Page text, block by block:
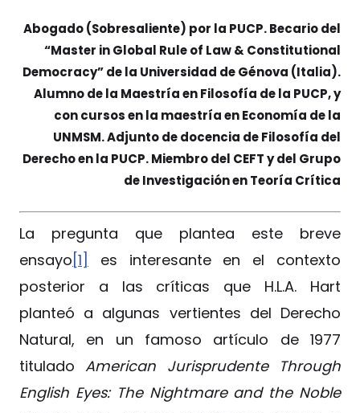
Abogado (Sobresaliente) por la PUCP. Becario del
“Master in Global Rule of Law & Constitutional
Democracy” de la Universidad de Génova (Italia).
Alumno de la Maestría en Filosofía de la PUCP, y
con cursos en la maestría en Economía de la
UNMSM. Adjunto de docencia de Filosofía del
Derecho en la PUCP. Miembro del CEFT y del Grupo
de Investigación en Teoría Crítica
La pregunta que plantea este breve
ensayo [1]
es interesante en el contexto
posterior a las críticas que H.L.A. Hart
planteó a algunas vertientes del Derecho
Natural, en un famoso artículo de 1977
tituladoAmerican Jurisprudente Through
English Eyes: The Nightmare and the Noble